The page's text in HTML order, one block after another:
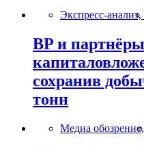
Экспресс-анализ,
BP и
сохранив
тонн
Медиа обозрение,